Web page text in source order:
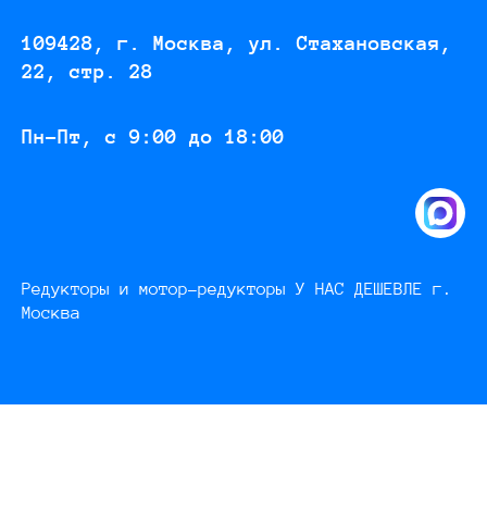
109428, г. Москва, ул. Стахановская,
22, стр. 28
Пн-Пт, с 9:00 до 18:00
Редукторы и мотор-редукторы У НАС ДЕШЕВЛЕ г.
Москва